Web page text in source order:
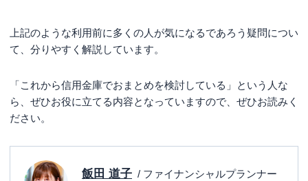
上記のような利用前に多くの人が気になるであろう疑問につい
て、分りやすく解説しています。
「これから信用金庫でおまとめを検討している」という人な
ら、ぜひお役に立てる内容となっていますので、ぜひお読みく
ださい。
飯田 道子 / ファイナンシャルプランナー